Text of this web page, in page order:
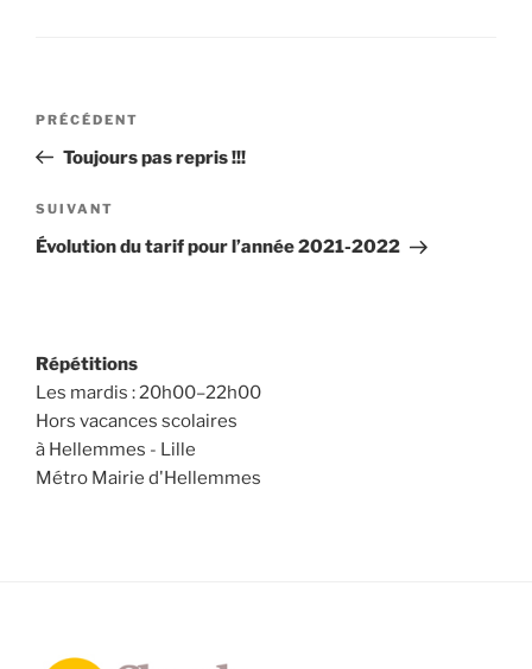
Navigation
l’article
Article
précédent
PRÉCÉDENT
Toujours pas repris !!!
Article
suivant
SUIVANT
Évolution du tarif pour l’année 2021-2022
Répétitions
Les mardis : 20h00–22h00
Hors vacances scolaires
à Hellemmes - Lille
Métro Mairie d'Hellemmes